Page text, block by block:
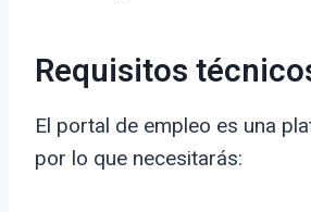
Requisitos
El portal de empleo es una
por lo que necesitarás: